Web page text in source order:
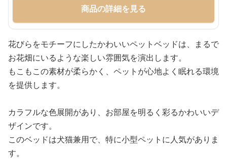
商品の詳細を見る
花びらをモチーフにしたかわいいペットベッドは、まるで
お花畑にいるような楽しい雰囲気を演出します。
もこもこの素材が柔らかく、ペットが心地よく眠れる環境
を提供します。
カラフルな色展開があり、お部屋を明るく彩るかわいいデ
ザインです。
このベッドは犬猫兼用で、特に小型ペットに人気がありま
す。